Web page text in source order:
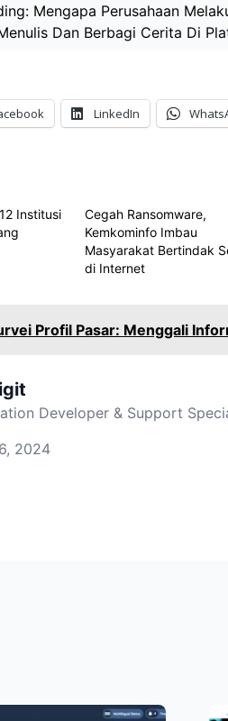
Mengapa Perusahaan
Dan Berbagi Cerita Di
LinkedIn
Institusi
Cegah Ransomware,
Kemkominfo Imbau
Masyarakat Bertindak
di Internet
Profil Pasar: Menggali
Developer & Support
2024